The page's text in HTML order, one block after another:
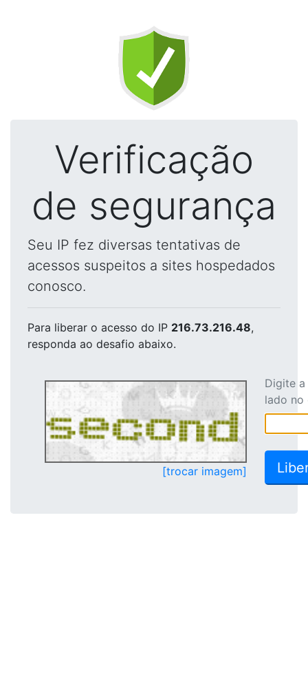
Verificação
de segurança
Seu IP fez diversas tentativas de
acessos suspeitos a sites hospedados
conosco.
Para liberar o acesso do IP 216.73.216.48,
responda ao desafio abaixo.
[trocar imagem]
Digite
lado no